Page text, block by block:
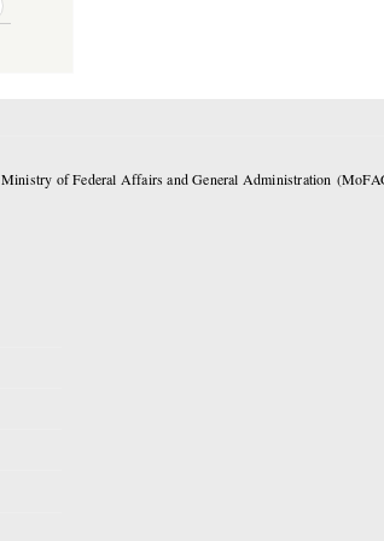
Ministry of Federal Affairs and General Administration